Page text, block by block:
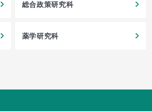
総合政策研究科
薬学研究科